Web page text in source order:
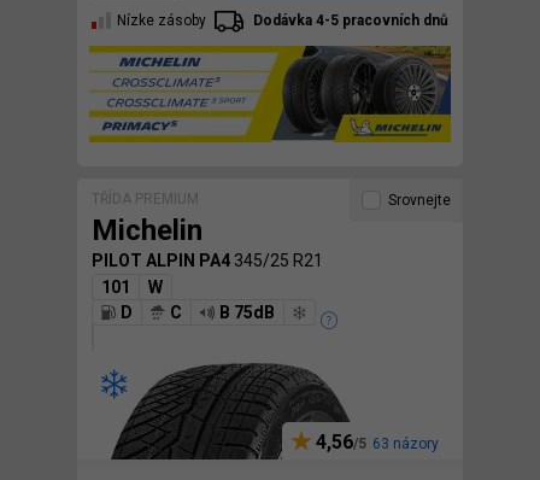
Nízke zásoby Dodávka 4-5 pracovních dnů
TŘÍDA PREMIUM
Michelin
PILOT ALPIN PA4 345/25 R21
101
W
D
C B 75dB
4,56 63 názory
Srovnejte